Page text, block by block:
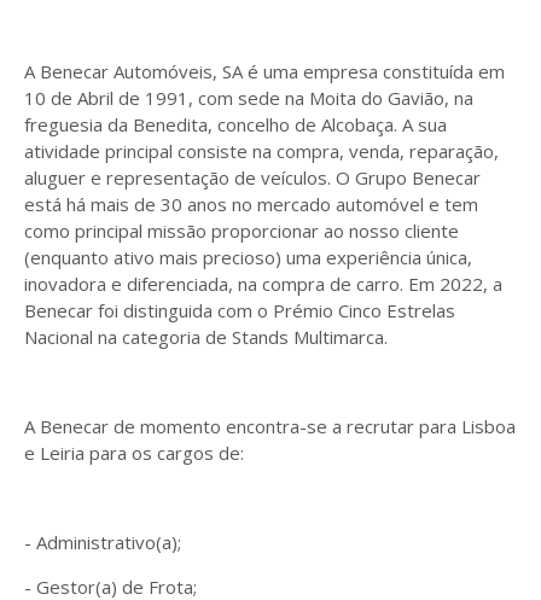
A Benecar Automóveis, SA é uma empresa constituída em
10 de Abril de 1991, com sede na Moita do Gavião, na
freguesia da Benedita, concelho de Alcobaça. A sua
atividade principal consiste na compra, venda, reparação,
aluguer e representação de veículos. O Grupo Benecar
está há mais de 30 anos no mercado automóvel e tem
como principal missão proporcionar ao nosso cliente
(enquanto ativo mais precioso) uma experiência única,
inovadora e diferenciada, na compra de carro. Em 2022, a
Benecar foi distinguida com o Prémio Cinco Estrelas
Nacional na categoria de Stands Multimarca.
A Benecar de momento encontra-se a recrutar para Lisboa
e Leiria para os cargos de:
- Administrativo(a);
- Gestor(a) de Frota;